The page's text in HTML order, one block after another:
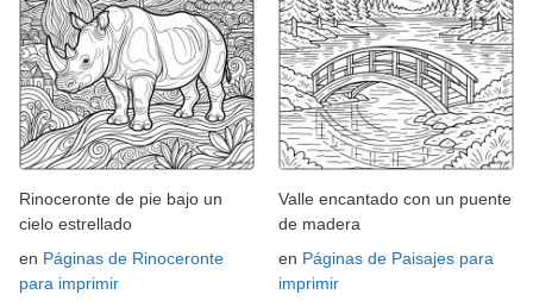
Rinoceronte de pie bajo un
cielo estrellado
en Páginas de Rinoceronte
para imprimir
Valle encantado con un puente
de madera
en Páginas de Paisajes para
imprimir